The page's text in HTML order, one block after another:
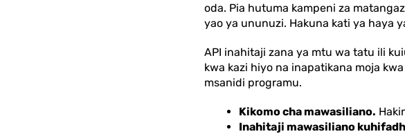
oda. Pia hutuma kampeni za
yao ya ununuzi. Hakuna kati ya haya
API inahitaji zana ya mtu wa tatu ili
kwa kazi hiyo na inapatikana moja
msanidi programu.
Kikomo cha mawasiliano.
Inahitaji mawasiliano